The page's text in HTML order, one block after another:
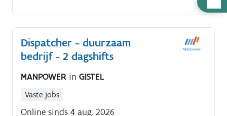
Dispatcher - duurzaam
bedrijf - 2 dagshifts
MANPOWER in GISTEL
Vaste jobs
Online sinds 4 aug. 2026